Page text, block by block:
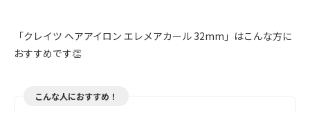
「クレイツ ヘアアイロン エレメアカール 32mm」はこんな方に
おすすめです👏
こんな人におすすめ！